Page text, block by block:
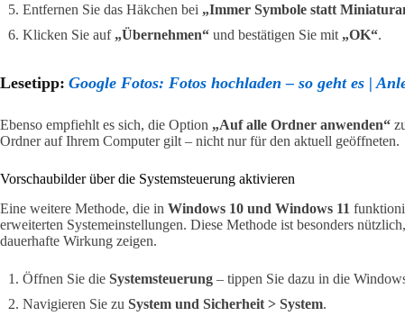
Entfernen Sie das Häkchen bei „Immer Symbole statt
Klicken Sie auf „Übernehmen“ und bestätigen Sie mit „OK“.
Lesetipp: Google Fotos: Fotos hochladen – so geht es |
Ebenso empfiehlt es sich, die Option „Auf alle Ordner anwenden“
Ordner auf Ihrem Computer gilt – nicht nur für den aktuell geöffneten.
Vorschaubilder über die Systemsteuerung aktivieren
Eine weitere Methode, die in Windows 10 und Windows 11
erweiterten Systemeinstellungen. Diese Methode ist besonders
dauerhafte Wirkung zeigen.
Öffnen Sie die Systemsteuerung – tippen Sie dazu in die
Navigieren Sie zu System und Sicherheit > System.